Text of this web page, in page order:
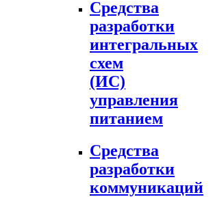
Средства
разработки
интегральных
схем
(ИС)
управления
питанием
Средства
разработки
коммуникаций